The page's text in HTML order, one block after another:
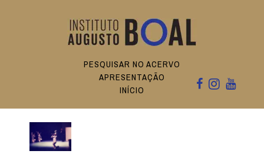
PESQUISAR NO ACERVO
APRESENTAÇÃO
INÍCIO